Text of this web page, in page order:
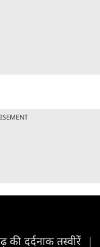
दर्दनाक तस्वीरें |